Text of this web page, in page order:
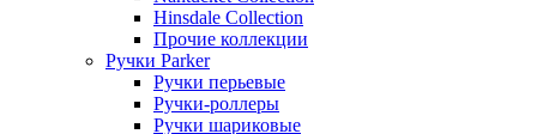
Hinsdale Collection
Прочие коллекции
Ручки Parker
Ручки перьевые
Ручки-роллеры
Ручки шариковые